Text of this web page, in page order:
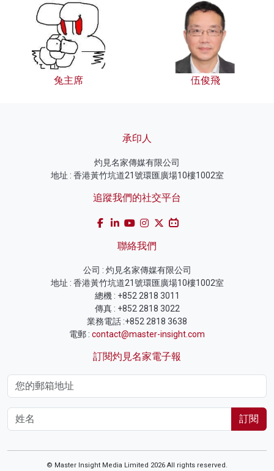
兔主席 伍俊飛
承印人
灼見名家傳媒有限公司
地址 : 香港黃竹坑道21號環匯廣場10樓1002室
追蹤我們的社交平台
聯絡我們
公司 : 灼見名家傳媒有限公司
地址 : 香港黃竹坑道21號環匯廣場10樓1002室
總機 : +852 2818 3011
傳真 : +852 2818 3022
業務電話 :+852 2818 3638
電郵 : contact@master-insight.com
訂閱灼見名家電子報
訂閱
© Master Insight Media Limited 2026 All rights reserved.